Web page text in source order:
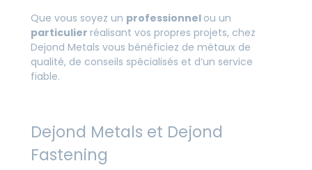
Que vous soyez un professionnel ou un
particulier réalisant vos propres projets, chez
Dejond Metals vous bénéficiez de métaux de
qualité, de conseils spécialisés et d’un service
fiable.
Dejond Metals et Dejond
Fastening